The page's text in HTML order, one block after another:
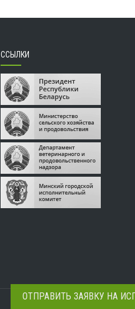
ССЫЛКИ
ОТПРАВИТЬ ЗАЯВКУ НА